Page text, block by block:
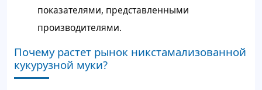
показателями, представленными
производителями.
Почему растет рынок никстамализованной
кукурузной муки?